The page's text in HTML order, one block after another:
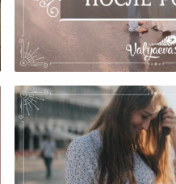
После